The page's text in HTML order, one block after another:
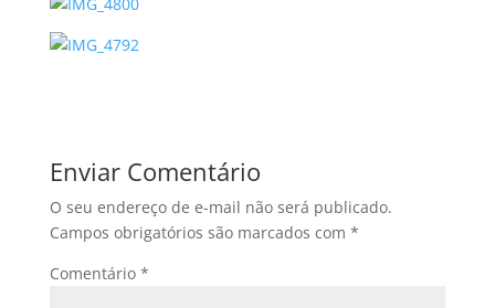
Enviar Comentário
O seu endereço de e-mail não será publicado.
Campos obrigatórios são marcados com *
Comentário *